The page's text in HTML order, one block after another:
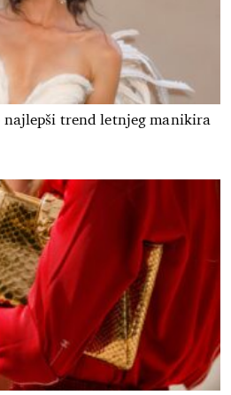
najlepši trend letnjeg manikira